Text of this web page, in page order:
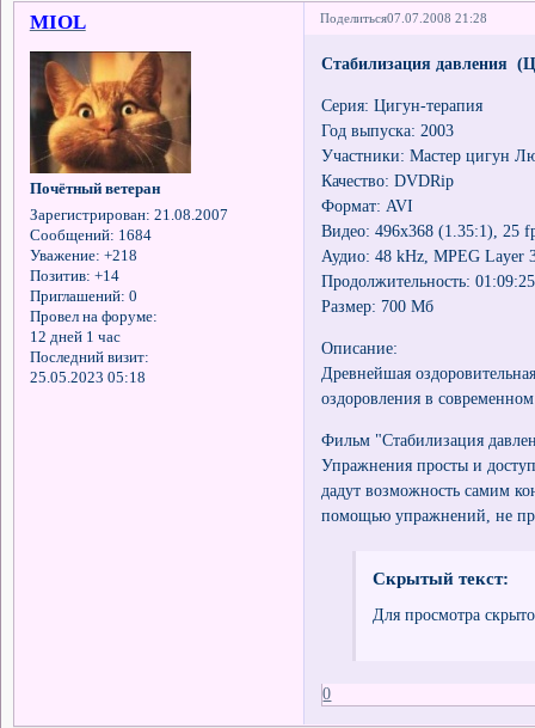
Поделиться07.07.2008 21:28
MIOL
Почётный ветеран
Зарегистрирован: 21.08.2007
Сообщений: 1684
Уважение: +218
Позитив: +14
Приглашений: 0
Провел на форуме:
12 дней 1 час
Последний визит:
25.05.2023 05:18
Стабилизация давления
Серия: Цигун-терапия
Год выпуска: 2003
Участники: Мастер цигун
Качество: DVDRip
Формат: AVI
Видео: 496x368 (1.35:1), 25
Аудио: 48 kHz, MPEG Layer
Продолжительность: 01:09:25
Размер: 700 Мб
Описание:
Древнейшая
оздоровления в
Фильм "Стабилизация
Упражнения просты и
дадут возможность самим
помощью упражнений, не
Скрытый текст:
Для просмотра
0